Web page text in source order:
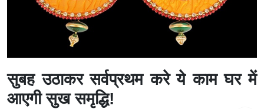
सुबह उठाकर सर्वप्रथम करे ये काम घर में
आएगी सुख समृद्धि!